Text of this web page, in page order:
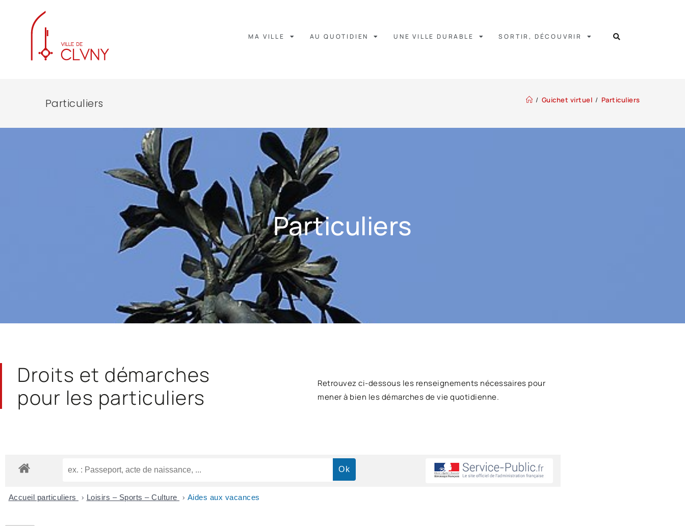
MA VILLE AU QUOTIDIEN UNE VILLE DURABLE SORTIR, DÉCOUVRIR
Particuliers / Guichet virtuel / Particuliers
Particuliers
Droits et démarches
pour les particuliers
Retrouvez ci-dessous les renseignements nécessaires pour
mener à bien les démarches de vie quotidienne.
Accueil particuliers > Loisirs – Sports – Culture > Aides aux vacances